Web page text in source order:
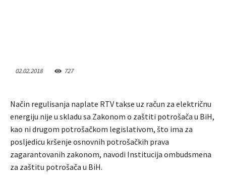
02.02.2018 727
Način regulisanja naplate RTV takse uz račun za električnu
energiju nije u skladu sa Zakonom o zaštiti potrošača u BiH,
kao ni drugom potrošačkom legislativom, što ima za
posljedicu kršenje osnovnih potrošačkih prava
zagarantovanih zakonom, navodi Institucija ombudsmena
za zaštitu potrošača u BiH.